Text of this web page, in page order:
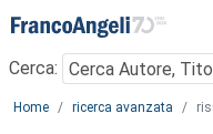
Menu
Cerca:
Main content
Home ricerca avanzata